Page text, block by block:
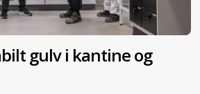
gulv i kantine og